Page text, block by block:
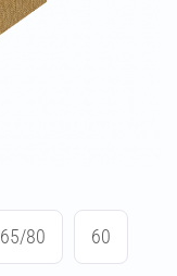
65/80 60